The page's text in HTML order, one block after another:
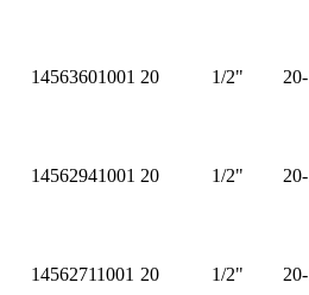
14563601001 20 1/2"
14562941001 20 1/2"
14562711001 20 1/2"